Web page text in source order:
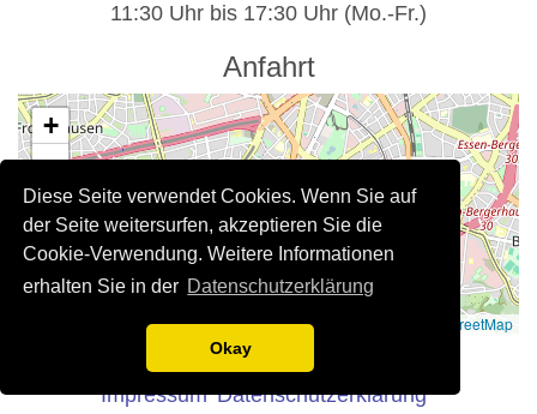
Diese Seite verwendet Cookies. Wenn Sie auf
der Seite weitersurfen, akzeptieren Sie die
Cookie-Verwendung. Weitere Informationen
erhalten Sie in der Datenschutzerklärung
Okay
11:30 Uhr bis 17:30 Uhr (Mo.-Fr.)
Anfahrt
+
−
OpenStreetMap
Rechtliche Hinweise
Impressum Datenschutzerklärung